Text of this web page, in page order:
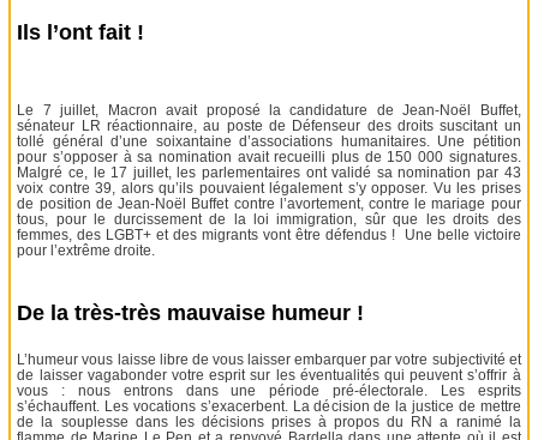
Ils l’ont fait !
Le 7 juillet, Macron avait proposé la candidature de Jean-Noël Buffet,
sénateur LR réactionnaire, au poste de Défenseur des droits suscitant un
tollé général d’une soixantaine d’associations humanitaires. Une pétition
pour s’opposer à sa nomination avait recueilli plus de 150 000 signatures.
Malgré ce, le 17 juillet, les parlementaires ont validé sa nomination par 43
voix contre 39, alors qu’ils pouvaient légalement s’y opposer. Vu les prises
de position de Jean-Noël Buffet contre l’avortement, contre le mariage pour
tous, pour le durcissement de la loi immigration, sûr que les droits des
femmes, des LGBT+ et des migrants vont être défendus ! Une belle victoire
pour l’extrême droite.
De la très-très mauvaise humeur !
L’humeur vous laisse libre de vous laisser embarquer par votre subjectivité et
de laisser vagabonder votre esprit sur les éventualités qui peuvent s’offrir à
vous : nous entrons dans une période pré-électorale. Les esprits
s’échauffent. Les vocations s’exacerbent. La décision de la justice de mettre
de la souplesse dans les décisions prises à propos du RN a ranimé la